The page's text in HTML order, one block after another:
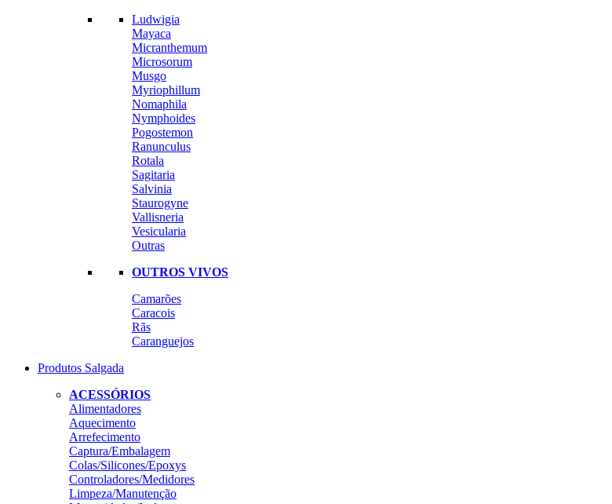
Ludwigia
Mayaca
Micranthemum
Microsorum
Musgo
Myriophillum
Nomaphila
Nymphoides
Pogostemon
Ranunculus
Rotala
Sagitaria
Salvinia
Staurogyne
Vallisneria
Vesicularia
Outras
OUTROS VIVOS
Camarões
Caracois
Rãs
Caranguejos
Produtos Salgada
ACESSÓRIOS
Alimentadores
Aquecimento
Arrefecimento
Captura/Embalagem
Colas/Silicones/Epoxys
Controladores/Medidores
Limpeza/Manutenção